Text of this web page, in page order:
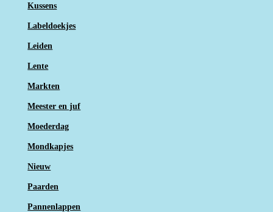
Kussens
Labeldoekjes
Leiden
Lente
Markten
Meester en juf
Moederdag
Mondkapjes
Nieuw
Paarden
Pannenlappen